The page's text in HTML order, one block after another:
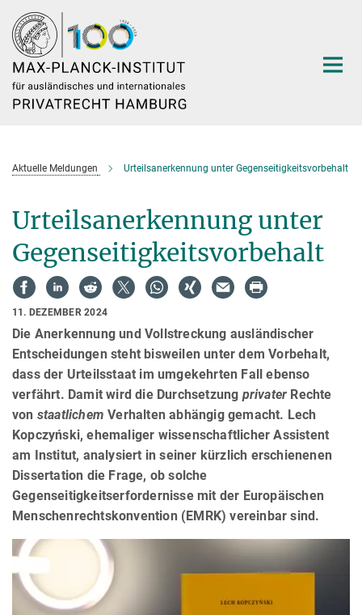
Hauptinhalt
Aktuelle Meldungen Urteilsanerkennung unter Gegenseitigkeitsvorbehalt
Urteilsanerkennung unter
Gegenseitigkeitsvorbehalt
11. DEZEMBER 2024
Die Anerkennung und Vollstreckung ausländischer
Entscheidungen steht bisweilen unter dem Vorbehalt,
dass der Urteilsstaat im umgekehrten Fall ebenso
verfährt. Damit wird die Durchsetzung privater Rechte
von staatlichem Verhalten abhängig gemacht. Lech
Kopczyński, ehemaliger wissenschaftlicher Assistent
am Institut, analysiert in seiner kürzlich erschienenen
Dissertation die Frage, ob solche
Gegenseitigkeitserfordernisse mit der Europäischen
Menschenrechtskonvention (EMRK) vereinbar sind.